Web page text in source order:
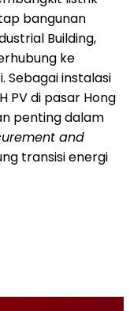
bangunan
Building,
ke
Sebagai instalasi
PV di pasar Hong
penting dalam
and
transisi energi